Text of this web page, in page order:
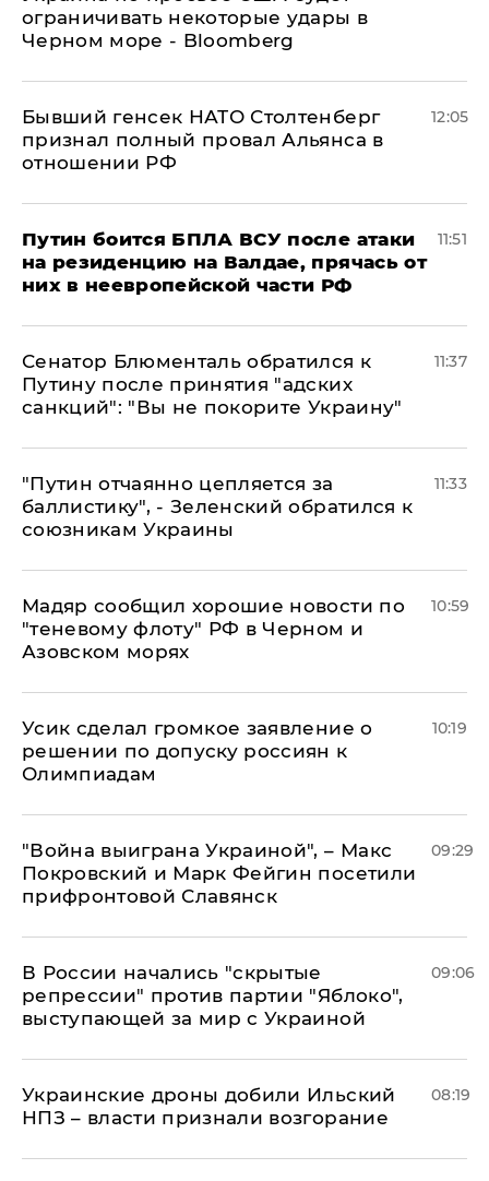
ограничивать некоторые удары в
Черном море - Bloomberg
Бывший генсек НАТО Столтенберг
признал полный провал Альянса в
отношении РФ
12:05
Путин боится БПЛА ВСУ после атаки
на резиденцию на Валдае, прячась от
них в неевропейской части РФ
11:51
Сенатор Блюменталь обратился к
Путину после принятия "адских
санкций": "Вы не покорите Украину"
11:37
"Путин отчаянно цепляется за
баллистику", - Зеленский обратился к
союзникам Украины
11:33
Мадяр сообщил хорошие новости по
"теневому флоту" РФ в Черном и
Азовском морях
10:59
Усик сделал громкое заявление о
решении по допуску россиян к
Олимпиадам
10:19
"Война выиграна Украиной", – Макс
Покровский и Марк Фейгин посетили
прифронтовой Славянск
09:29
В России начались "скрытые
репрессии" против партии "Яблоко",
выступающей за мир с Украиной
09:06
Украинские дроны добили Ильский
НПЗ – власти признали возгорание
08:19